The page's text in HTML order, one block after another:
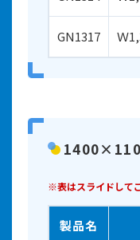
GN1317 Ｗ
※表はスライドして
製品名